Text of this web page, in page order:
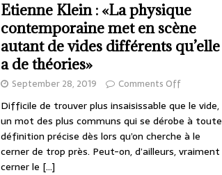
Etienne Klein : «La physique
contemporaine met en scène
autant de vides différents qu’elle
a de théories»
September 28, 2019 Comments Off
Difficile de trouver plus insaisissable que le vide,
un mot des plus communs qui se dérobe à toute
définition précise dès lors qu’on cherche à le
cerner de trop près. Peut-on, d’ailleurs, vraiment
cerner le […]